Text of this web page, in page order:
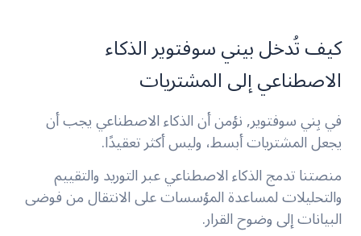
كيف تُدخل بيني سوفتوير الذكاء
الاصطناعي إلى المشتريات
في بِني سوفتوير, نؤمن أن الذكاء الاصطناعي يجب أن
يجعل المشتريات أبسط، وليس أكثر تعقيدًا.
منصتنا تدمج الذكاء الاصطناعي عبر التوريد والتقييم
والتحليلات لمساعدة المؤسسات على الانتقال من فوضى
البيانات إلى وضوح القرار.